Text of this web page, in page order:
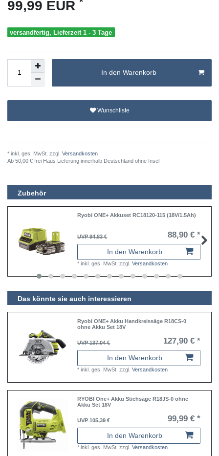
99,99 EUR
versandfertig, Lieferzeit 1 - 3 Tage
In den Warenkorb
Wunschliste
* inkl. ges. MwSt. zzgl. Versandkosten
Ab 50,00 € frei Haus Lieferung innerhalb Deutschland ohne Insel
Zubehör
Ryobi ONE+ Akkuset RC18120-115 (18V/1.5Ah)
UVP 94,83 € 88,90 € *
In den Warenkorb
*inkl. ges. MwSt. zzgl.Versandkosten
Das könnte sie auch interessieren
Ryobi ONE+ Akku Handkreissäge R18CS-0
ohne Akku Set 18V
UVP 137,04 € 127,90 € *
In den Warenkorb
*inkl. ges. MwSt. zzgl.Versandkosten
RYOBI One+ Akku Stichsäge R18JS-0 ohne
Akku Set 18V
UVP 105,39 € 99,99 € *
In den Warenkorb
*inkl. ges. MwSt. zzgl.Versandkosten